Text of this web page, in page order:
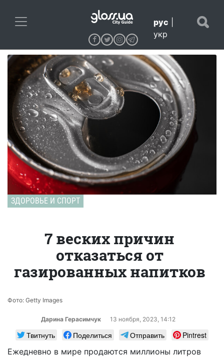
рус
укр
ЗДОРОВЬЕ И СПОРТ
7 веских причин
отказаться от
газированных напитков
Фото: Getty Images
Дарина Герасимчук 13 ноября, 2023, 14:12
Твитнуть Поделиться Отправить
Pintrest
Ежедневно в мире продаются миллионы литров